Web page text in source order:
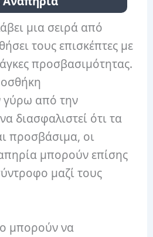
μια σειρά από
τους επισκέπτες με
προσβασιμότητας.
γύρω από την
διασφαλιστεί ότι τα
προσβάσιμα, οι
μπορούν επίσης
μαζί τους
μπορούν να